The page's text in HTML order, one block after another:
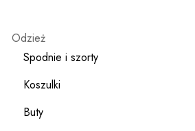
Odzież
Spodnie i szorty
Koszulki
Buty